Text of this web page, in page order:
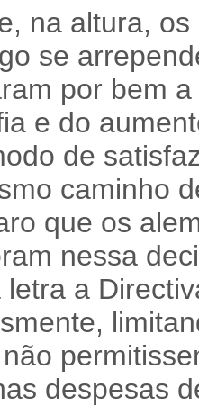
na altura,
se
por bem
e do
de
caminho
que os
nessa
a
despesas